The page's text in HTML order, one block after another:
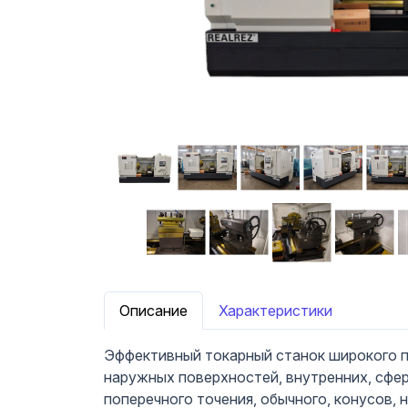
Описание Характеристики
Эффективный токарный станок широкого
наружных поверхностей, внутренних,
поперечного точения, обычного,